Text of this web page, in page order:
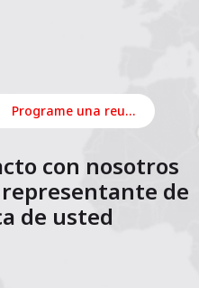
Programe una reunión en línea
con nosotros
de
de usted